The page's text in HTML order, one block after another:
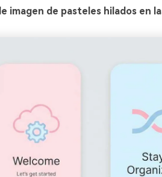
imagen de pasteles hilados en